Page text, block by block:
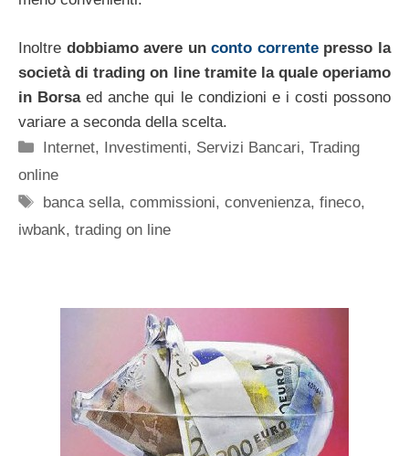
Inoltre dobbiamo avere unconto correntepresso la
società di trading on line tramite la quale operiamo
in Borsaed anche qui le condizioni e i costi possono
variare a seconda della scelta.
Categorie
Internet, Investimenti, Servizi Bancari,Trading
online
Tag
banca sella,commissioni,convenienza,fineco,
iwbank, trading on line